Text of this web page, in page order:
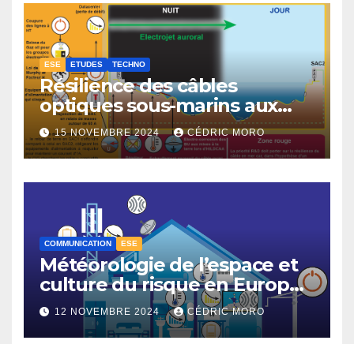
ESE ETUDES TECHNO
Résilience des câbles
optiques sous-marins aux
tempêtes géomagnétiques
majeures 3-3
15 NOVEMBRE 2024 CÉDRIC MORO
COMMUNICATION ESE
Météorologie de l’espace et
culture du risque en Europe –
3-112 NOVEMBRE 2024 CÉDRIC MORO